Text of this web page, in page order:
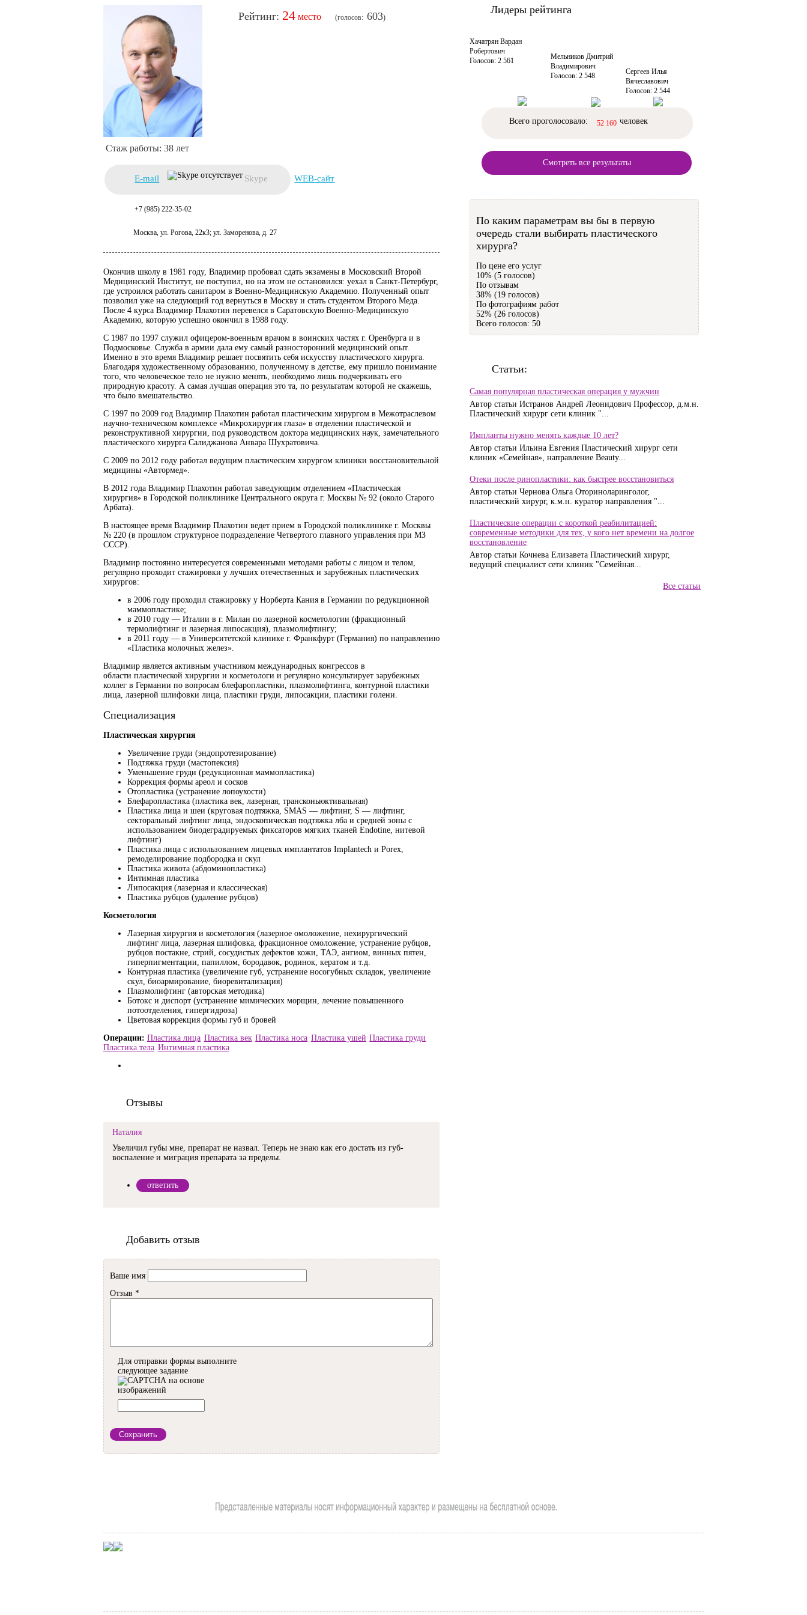
24 603
38 лет
E-mail Skype WEB-сайт
+7 (985) 222-35-02
Москва, ул. Рогова, 22к3; ул. Заморенова, д. 27
Окончив школу в 1981 году, Владимир пробовал сдать экзамены в Московский Второй
Медицинский Институт, не поступил, но на этом не остановился: уехал в Санкт-Петербург,
где устроился работать санитаром в Военно-Медицинскую Академию. Полученный опыт
позволил уже на следующий год вернуться в Москву и стать студентом Второго Меда.
После 4 курса Владимир Плахотин перевелся в Саратовскую Военно-Медицинскую
Академию, которую успешно окончил в 1988 году.
С 1987 по 1997 служил офицером-военным врачом в воинских частях г. Оренбурга и в
Подмосковье. Служба в армии дала ему самый разносторонний медицинский опыт.
Именно в это время Владимир решает посвятить себя искусству пластического хирурга.
Благодаря художественному образованию, полученному в детстве, ему пришло понимание
того, что человеческое тело не нужно менять, необходимо лишь подчеркивать его
природную красоту. А самая лучшая операция это та, по результатам которой не скажешь,
что было вмешательство.
С 1997 по 2009 год Владимир Плахотин работал пластическим хирургом в Межотраслевом
научно-техническом комплексе «Микрохирургия глаза» в отделении пластической и
реконструктивной хирургии, под руководством доктора медицинских наук, замечательного
пластического хирурга Салиджанова Анвара Шухратовича.
С 2009 по 2012 году работал ведущим пластическим хирургом клиники восстановительной
медицины «Автормед».
В 2012 года Владимир Плахотин работал заведующим отделением «Пластическая
хирургия» в Городской поликлинике Центрального округа г. Москвы № 92 (около Старого
Арбата).
В настоящее время Владимир Плахотин ведет прием в Городской поликлинике г. Москвы
№ 220 (в прошлом структурное подразделение Четвертого главного управления при МЗ
СССР).
Владимир постоянно интересуется современными методами работы с лицом и телом,
регулярно проходит стажировки у лучших отечественных и зарубежных пластических
хирургов:
в 2006 году проходил стажировку у Норберта Кания в Германии по редукционной
маммопластике;
в 2010 году — Италии в г. Милан по лазерной косметологии (фракционный
термолифтинг и лазерная липосакция), плазмолифтингу;
в 2011 году — в Университетской клинике г. Франкфурт (Германия) по направлению
«Пластика молочных желез».
Владимир является активным участником международных конгрессов в
области пластической хирургии и косметологи и регулярно консультирует зарубежных
коллег в Германии по вопросам блефаропластики, плазмолифтинга, контурной пластики
лица, лазерной шлифовки лица, пластики груди, липосакции, пластики голени.
Специализация
Пластическая хирургия
Увеличение груди (эндопротезирование)
Подтяжка груди (мастопексия)
Уменьшение груди (редукционная маммопластика)
Коррекция формы ареол и сосков
Отопластика (устранение лопоухости)
Блефаропластика (пластика век, лазерная, трансконьюктивальная)
Пластика лица и шеи (круговая подтяжка, SMAS — лифтинг, S — лифтинг,
секторальный лифтинг лица, эндоскопическая подтяжка лба и средней зоны с
использованием биодеградируемых фиксаторов мягких тканей Endotine, нитевой
лифтинг)
Пластика лица с использованием лицевых имплантатов Implantech и Porex,
ремоделирование подбородка и скул
Пластика живота (абдоминопластика)
Интимная пластика
Липосакция (лазерная и классическая)
Пластика рубцов (удаление рубцов)
Косметология
Лазерная хирургия и косметология (лазерное омоложение, нехирургический
лифтинг лица, лазерная шлифовка, фракционное омоложение, устранение рубцов,
рубцов постакне, стрий, сосудистых дефектов кожи, ТАЭ, ангиом, винных пятен,
гиперпигментации, папиллом, бородавок, родинок, кератом и т.д.
Контурная пластика (увеличение губ, устранение носогубных складок, увеличение
скул, биоармирование, биоревитализация)
Плазмолифтинг (авторская методика)
Ботокс и диспорт (устранение мимических морщин, лечение повышенного
потоотделения, гипергидроза)
Цветовая коррекция формы губ и бровей
Пластика лица Пластика век Пластика носа Пластика ушей Пластика груди
Пластика тела Интимная пластика
Отзывы
Наталия
Увеличил губы мне, препарат не назвал. Теперь не знаю как его достать из губ-
воспаление и миграция препарата за пределы.
ответить
Добавить отзыв
Ваше имя
Отзыв *
Для отправки формы выполните
следующее задание
Лидеры рейтинга
Хачатрян Вардан
Робертович
Голосов: 2 561
Мельников Дмитрий
Владимирович
Голосов: 2 548
Сергеев Илья
Вячеславович
Голосов: 2 544
Всего проголосовало: 52 160 человек
Смотреть все результаты
По каким параметрам вы бы в первую
очередь стали выбирать пластического
хирурга?
По цене его услуг
10% (5 голосов)
По отзывам
38% (19 голосов)
По фотографиям работ
52% (26 голосов)
Всего голосов: 50
Статьи:
Самая популярная пластическая операция у мужчин
Автор статьи Истранов Андрей Леонидович Профессор, д.м.н.
Пластический хирург сети клиник "...
Импланты нужно менять каждые 10 лет?
Автор статьи Ильина Евгения Пластический хирург сети
клиник «Семейная», направление Beauty...
Отеки после ринопластики: как быстрее восстановиться
Автор статьи Чернова Ольга Оториноларинголог,
пластический хирург, к.м.н. куратор направления "...
Пластические операции с короткой реабилитацией:
современные методики для тех, у кого нет времени на долгое
восстановление
Автор статьи Кочнева Елизавета Пластический хирург,
ведущий специалист сети клиник "Семейная...
Все статьи